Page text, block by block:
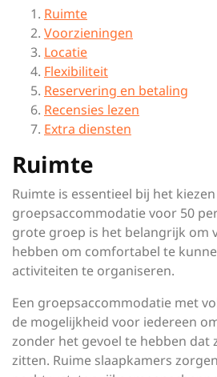
Ruimte
Voorzieningen
Locatie
Flexibiliteit
Reservering en betaling
Recensies lezen
Extra diensten
Ruimte
Ruimte is essentieel bij het
groepsaccommodatie voor 50
grote groep is het belangrijk om
hebben om comfortabel te
activiteiten te organiseren.
Een groepsaccommodatie met
de mogelijkheid voor iedereen
zonder het gevoel te hebben dat
zitten. Ruime slaapkamers